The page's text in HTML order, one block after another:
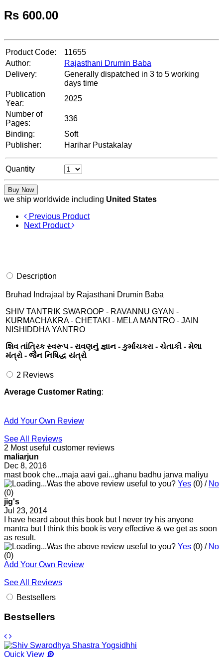
Rs 600.00
Product Code:
11655
Author:
Rajasthani Drumin Baba
Delivery:
Generally dispatched in 3 to 5 working
days time
Publication
Year:
2025
Number of
Pages:
336
Binding:
Soft
Publisher:
Harihar Pustakalay
Quantity
Buy Now
we ship worldwide including United States
Previous Product
Next Product
Description
Bruhad Indrajaal by Rajasthani Drumin Baba
SHIV TANTRIK SWAROOP - RAVANNU GYAN -
KURMACHAKRA - CHETAKI - MELA MANTRO - JAIN
NISHIDDHA YANTRO
શિવ તાંત્રિક સ્વરૂપ - રાવણનું જ્ઞાન - કુર્માંચકરા - ચેતાકી - મેલા
મંત્રો - જૈન નિષિદ્ધ યંત્રો
2 Reviews
Average Customer Rating:
Add Your Own Review
See All Reviews
2 Most useful customer reviews
maliarjun
Dec 8, 2016
mast book che...maja aavi gai...ghanu badhu janva maliyu
Was the above review useful to you? Yes (0) / No
(0)
jig's
Jul 23, 2014
I have heard about this book but I never try his anyone
mantra but I think this book is very effective & we get as soon
as result.
Was the above review useful to you? Yes (0) / No
(0)
Add Your Own Review
See All Reviews
Bestsellers
Bestsellers
Quick View